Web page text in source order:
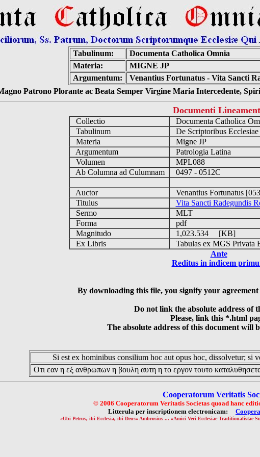
Tabulinum:
Documenta Catholica Omnia
Materia:
MIGNE JP
Argumentum:
Venantius Fortunatus - Vita Sancti
Patrono Plorante ac Beata Semper Virgine Maria Intercedente,
Documenti
Collectio
Documenta Catholica
Tabulinum
De Scriptoribus Ecclesiae
Materia
Migne JP
Argumentum
Patrologia Latina
Volumen
MPL088
Ab Columna ad Culumnam
0497 - 0512C
Auctor
Venantius Fortunatus
Titulus
Vita Sancti Radegundis
Sermo
MLT
Forma
pdf
Magnitudo
1,023.534 [KB]
Ex Libris
Tabulas ex MGS Privata
Ante
Reditus in indicem
By downloading this file, you signify your
Do not link the absolute address of
Please, link this *.html
The absolute address of this document will
Si est ex hominibus consilium hoc aut opus hoc, dissolvetur; si
Οτι εαν η εξ ανθρωπων η βουλη αυτη η το εργον τουτο
Cooperatorum Veritatis
© 2006 Cooperatorum Veritatis Societas quoad hanc
Litterula per inscriptionem electronicam:
«Ubi Petrus, ibi Ecclesia, ibi Deus» Ambrosius ... «Amici Veri Ecclesiae Traditionalistae